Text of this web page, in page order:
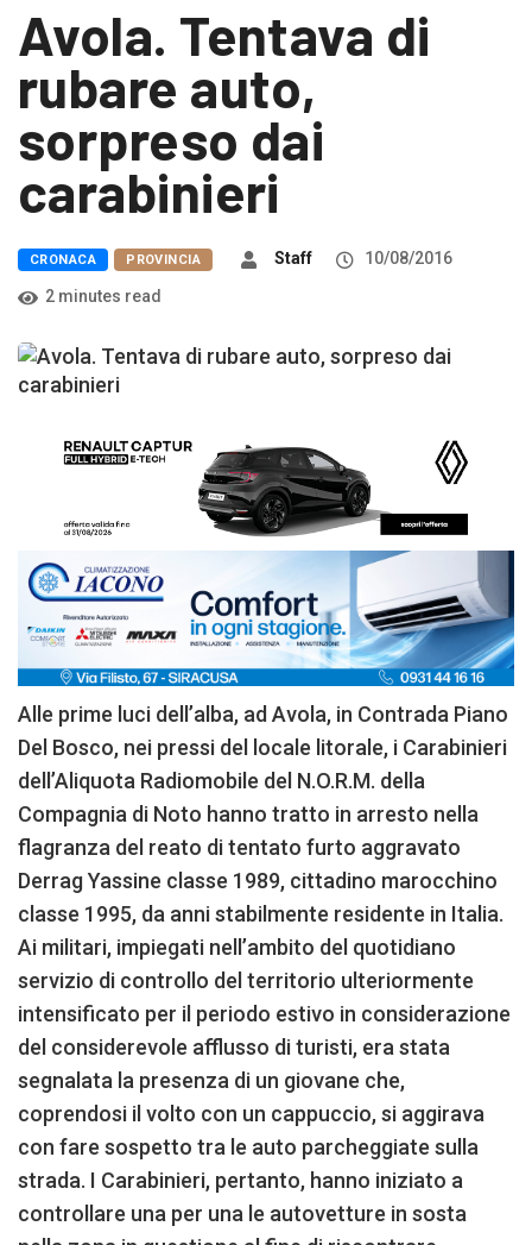
Avola. Tentava di
rubare auto,
sorpreso dai
carabinieri
CRONACA PROVINCIA Staff
10/08/2016
2 minutes read
Alle prime luci dell’alba, ad Avola, in Contrada Piano
Del Bosco, nei pressi del locale litorale, i Carabinieri
dell’Aliquota Radiomobile del N.O.R.M. della
Compagnia di Noto hanno tratto in arresto nella
flagranza del reato di tentato furto aggravato
Derrag Yassine classe 1989, cittadino marocchino
classe 1995, da anni stabilmente residente in Italia.
Ai militari, impiegati nell’ambito del quotidiano
servizio di controllo del territorio ulteriormente
intensificato per il periodo estivo in considerazione
del considerevole afflusso di turisti, era stata
segnalata la presenza di un giovane che,
coprendosi il volto con un cappuccio, si aggirava
con fare sospetto tra le auto parcheggiate sulla
strada. I Carabinieri, pertanto, hanno iniziato a
controllare una per una le autovetture in sosta